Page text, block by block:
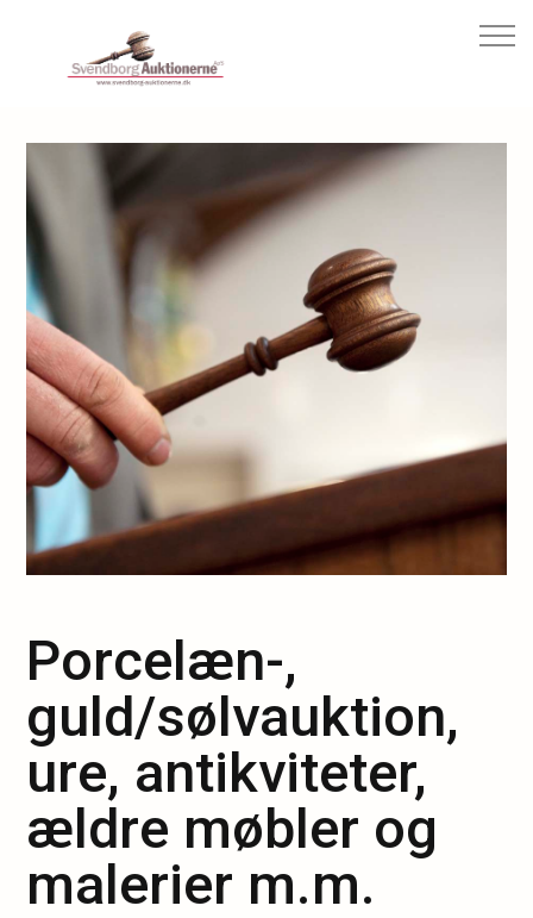
Porcelæn-,
guld/sølvauktion,
ure, antikviteter,
ældre møbler og
malerier m.m.